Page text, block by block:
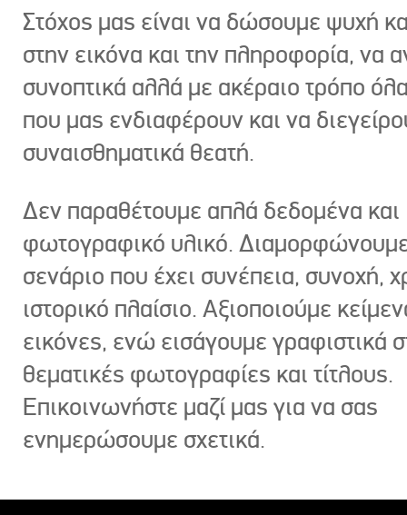
Στόχος μας είναι να δώσουμε ψυχή
στην εικόνα και την πληροφορία, να
συνοπτικά αλλά με ακέραιο τρόπο
που μας ενδιαφέρουν και να
συναισθηματικά θεατή.
Δεν παραθέτουμε απλά δεδομένα και
φωτογραφικό υλικό.
σενάριο που έχει συνέπεια, συνοχή,
ιστορικό πλαίσιο. Αξιοποιούμε
εικόνες, ενώ εισάγουμε γραφιστικά
θεματικές φωτογραφίες και τίτλους.
Επικοινωνήστε μαζί μας για να σας
ενημερώσουμε σχετικά.